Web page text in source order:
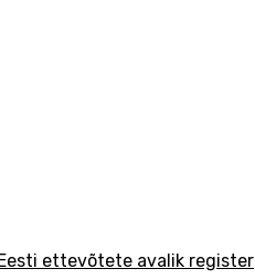
ettevõtete avalik register